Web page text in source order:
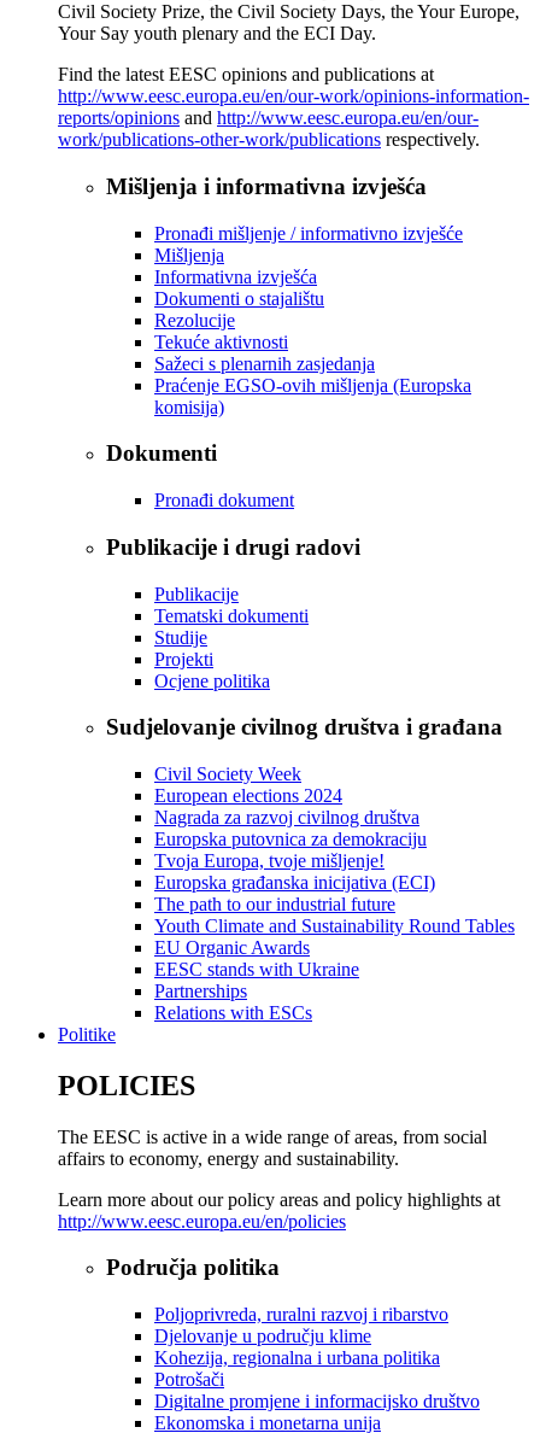
Civil Society Prize, the Civil Society Days, the Your Europe,
Your Say youth plenary and the ECI Day.
Find the latest EESC opinions and publications at
http://www.eesc.europa.eu/en/our-work/opinions-information-
reports/opinions and http://www.eesc.europa.eu/en/our-
work/publications-other-work/publications respectively.
Mišljenja i informativna izvješća
Pronađi mišljenje / informativno izvješće
Mišljenja
Informativna izvješća
Dokumenti o stajalištu
Rezolucije
Tekuće aktivnosti
Sažeci s plenarnih zasjedanja
Praćenje EGSO-ovih mišljenja (Europska
komisija)
Dokumenti
Pronađi dokument
Publikacije i drugi radovi
Publikacije
Tematski dokumenti
Studije
Projekti
Ocjene politika
Sudjelovanje civilnog društva i građana
Civil Society Week
European elections 2024
Nagrada za razvoj civilnog društva
Europska putovnica za demokraciju
Tvoja Europa, tvoje mišljenje!
Europska građanska inicijativa (ECI)
The path to our industrial future
Youth Climate and Sustainability Round Tables
EU Organic Awards
EESC stands with Ukraine
Partnerships
Relations with ESCs
Politike
POLICIES
The EESC is active in a wide range of areas, from social
affairs to economy, energy and sustainability.
Learn more about our policy areas and policy highlights at
http://www.eesc.europa.eu/en/policies
Područja politika
Poljoprivreda, ruralni razvoj i ribarstvo
Djelovanje u području klime
Kohezija, regionalna i urbana politika
Potrošači
Digitalne promjene i informacijsko društvo
Ekonomska i monetarna unija